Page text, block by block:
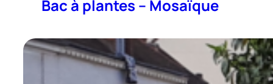
Bac à plantes – Mosaïque